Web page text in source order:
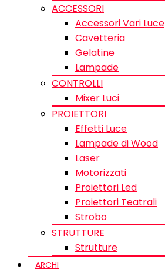
ACCESSORI
Accessori Vari Luce
Cavetteria
Gelatine
Lampade
CONTROLLI
Mixer Luci
PROIETTORI
Effetti Luce
Lampade di Wood
Laser
Motorizzati
Proiettori Led
Proiettori Teatrali
Strobo
STRUTTURE
Strutture
ARCHI